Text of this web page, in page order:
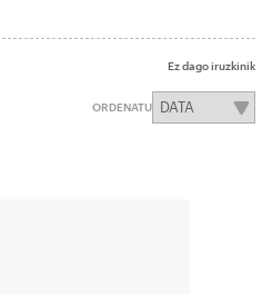
Ez dago iruzkinik
ORDENATU